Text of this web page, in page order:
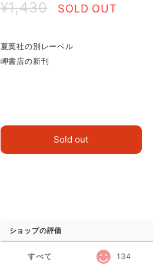
¥1,430 SOLD OUT
夏葉社の別レーベル
岬書店の新刊
Sold out
ショップの評価
すべて 134